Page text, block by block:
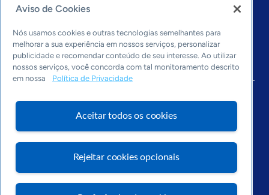
Economia & Política
Inovação & Tecnologia
Cultura empreendedora
Dados
Arquivo
Aviso de Cookies
Nós usamos cookies e outras tecnologias semelhantes para
melhorar a sua experiência em nossos serviços, personalizar
publicidade e recomendar conteúdo de seu interesse. Ao utilizar
nossos serviços, você concorda com tal monitoramento descrito
em nossa
Política de Privacidade
Aceitar todos os cookies
Rejeitar cookies opcionais